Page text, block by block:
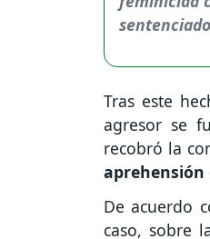
Tras este
agresor se
recobró la
aprehensión
De acuerdo
caso, sobre